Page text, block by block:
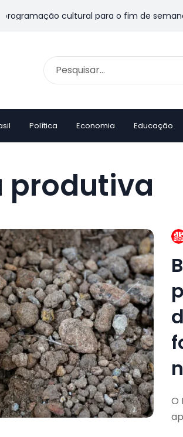
cultural para o fim de semana
Política Economia Educação
produtiva
O